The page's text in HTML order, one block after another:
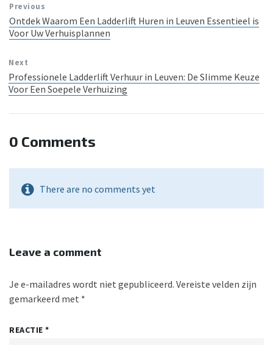
Previous
Ontdek Waarom Een Ladderlift Huren in Leuven Essentieel is
Voor Uw Verhuisplannen
Next
Professionele Ladderlift Verhuur in Leuven: De Slimme Keuze
Voor Een Soepele Verhuizing
0 Comments
There are no comments yet
Leave a comment
Je e-mailadres wordt niet gepubliceerd. Vereiste velden zijn
gemarkeerd met *
REACTIE*